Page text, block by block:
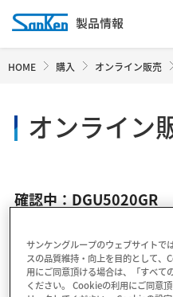
HOME 購入 オンライン販売
オンライン
確認中：DGU5020GR
サンケングループのウェブサイトで
スの品質維持・向上を目的として
用にご同意頂ける場合は、「すべ
ください。 Cookieの利用にご同意